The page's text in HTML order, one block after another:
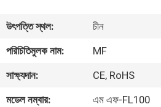
ভিডিও
সম্পর্কে
উৎপত্তি স্থল:
চীন
পরিচিতিমুলক নাম:
MF
সাক্ষ্যদান:
CE, RoHS
মডেল নম্বার:
এম এফ-FL100